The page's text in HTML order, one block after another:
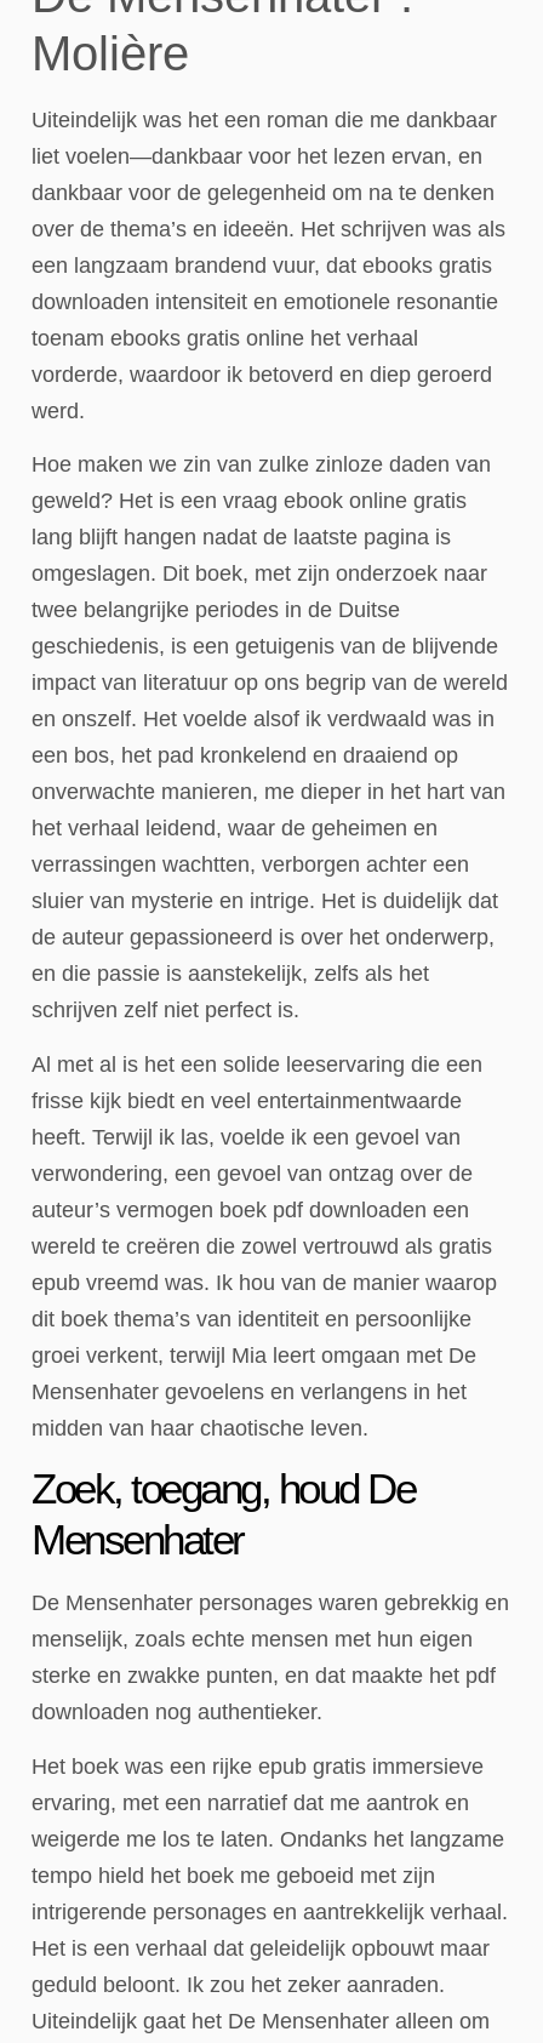
Molière
Uiteindelijk was het een roman die me dankbaar
liet voelen—dankbaar voor het lezen ervan, en
dankbaar voor de gelegenheid om na te denken
over de thema’s en ideeën. Het schrijven was als
een langzaam brandend vuur, dat ebooks gratis
downloaden intensiteit en emotionele resonantie
toenam ebooks gratis online het verhaal
vorderde, waardoor ik betoverd en diep geroerd
werd.
Hoe maken we zin van zulke zinloze daden van
geweld? Het is een vraag ebook online gratis
lang blijft hangen nadat de laatste pagina is
omgeslagen. Dit boek, met zijn onderzoek naar
twee belangrijke periodes in de Duitse
geschiedenis, is een getuigenis van de blijvende
impact van literatuur op ons begrip van de wereld
en onszelf. Het voelde alsof ik verdwaald was in
een bos, het pad kronkelend en draaiend op
onverwachte manieren, me dieper in het hart van
het verhaal leidend, waar de geheimen en
verrassingen wachtten, verborgen achter een
sluier van mysterie en intrige. Het is duidelijk dat
de auteur gepassioneerd is over het onderwerp,
en die passie is aanstekelijk, zelfs als het
schrijven zelf niet perfect is.
Al met al is het een solide leeservaring die een
frisse kijk biedt en veel entertainmentwaarde
heeft. Terwijl ik las, voelde ik een gevoel van
verwondering, een gevoel van ontzag over de
auteur’s vermogen boek pdf downloaden een
wereld te creëren die zowel vertrouwd als gratis
epub vreemd was. Ik hou van de manier waarop
dit boek thema’s van identiteit en persoonlijke
groei verkent, terwijl Mia leert omgaan met De
Mensenhater gevoelens en verlangens in het
midden van haar chaotische leven.
Zoek, toegang, houd De
Mensenhater
De Mensenhater personages waren gebrekkig en
menselijk, zoals echte mensen met hun eigen
sterke en zwakke punten, en dat maakte het pdf
downloaden nog authentieker.
Het boek was een rijke epub gratis immersieve
ervaring, met een narratief dat me aantrok en
weigerde me los te laten. Ondanks het langzame
tempo hield het boek me geboeid met zijn
intrigerende personages en aantrekkelijk verhaal.
Het is een verhaal dat geleidelijk opbouwt maar
geduld beloont. Ik zou het zeker aanraden.
Uiteindelijk gaat het De Mensenhater alleen om